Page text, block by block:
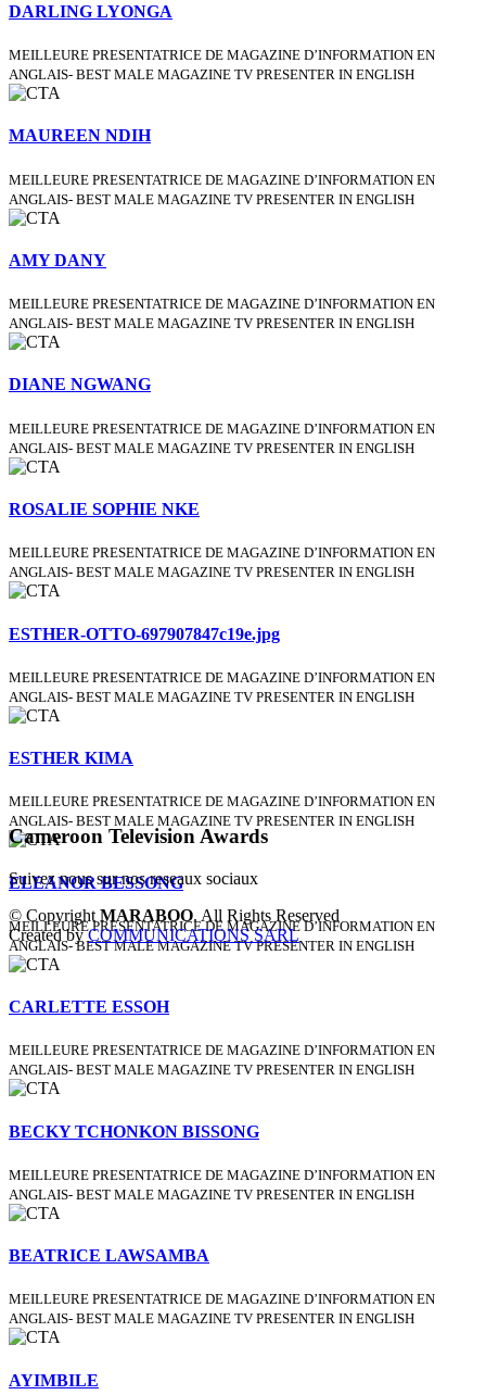
DARLING LYONGA
MEILLEURE PRESENTATRICE DE MAGAZINE D’INFORMATION EN
ANGLAIS- BEST MALE MAGAZINE TV PRESENTER IN ENGLISH
MAUREEN NDIH
MEILLEURE PRESENTATRICE DE MAGAZINE D’INFORMATION EN
ANGLAIS- BEST MALE MAGAZINE TV PRESENTER IN ENGLISH
AMY DANY
MEILLEURE PRESENTATRICE DE MAGAZINE D’INFORMATION EN
ANGLAIS- BEST MALE MAGAZINE TV PRESENTER IN ENGLISH
DIANE NGWANG
MEILLEURE PRESENTATRICE DE MAGAZINE D’INFORMATION EN
ANGLAIS- BEST MALE MAGAZINE TV PRESENTER IN ENGLISH
ROSALIE SOPHIE NKE
MEILLEURE PRESENTATRICE DE MAGAZINE D’INFORMATION EN
ANGLAIS- BEST MALE MAGAZINE TV PRESENTER IN ENGLISH
ESTHER-OTTO-697907847c19e.jpg
MEILLEURE PRESENTATRICE DE MAGAZINE D’INFORMATION EN
ANGLAIS- BEST MALE MAGAZINE TV PRESENTER IN ENGLISH
ESTHER KIMA
MEILLEURE PRESENTATRICE DE MAGAZINE D’INFORMATION EN
ANGLAIS- BEST MALE MAGAZINE TV PRESENTER IN ENGLISH
ELEANOR BESSONG
MEILLEURE PRESENTATRICE DE MAGAZINE D’INFORMATION EN
ANGLAIS- BEST MALE MAGAZINE TV PRESENTER IN ENGLISH
CARLETTE ESSOH
MEILLEURE PRESENTATRICE DE MAGAZINE D’INFORMATION EN
ANGLAIS- BEST MALE MAGAZINE TV PRESENTER IN ENGLISH
BECKY TCHONKON BISSONG
MEILLEURE PRESENTATRICE DE MAGAZINE D’INFORMATION EN
ANGLAIS- BEST MALE MAGAZINE TV PRESENTER IN ENGLISH
BEATRICE LAWSAMBA
MEILLEURE PRESENTATRICE DE MAGAZINE D’INFORMATION EN
ANGLAIS- BEST MALE MAGAZINE TV PRESENTER IN ENGLISH
AYIMBILE
Cameroon Television Awards
Suivez nous sur nos reseaux sociaux
© Copyright MARABOO. All Rights Reserved
Created byCOMMUNICATIONS SARL